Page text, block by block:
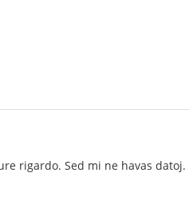
rigardo. Sed mi ne havas